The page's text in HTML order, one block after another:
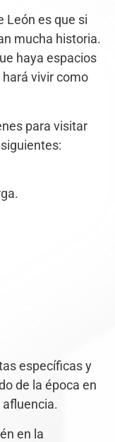
León es que si
mucha historia.
haya espacios
vivir como
para visitar
específicas y
de la época en
afluencia.
en la